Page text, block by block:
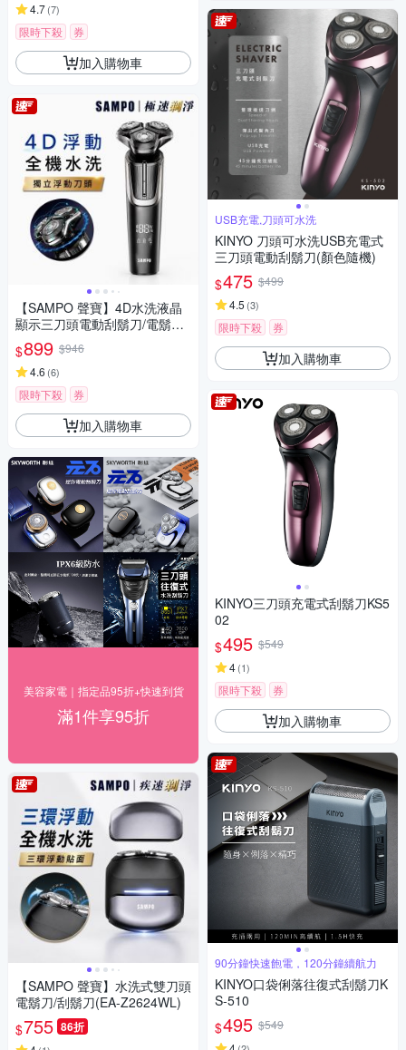
4.7(7)
限時下殺 券
加入購物車
【SAMPO 聲寶】4D水洗液晶
顯示三刀頭電動刮鬍刀/電鬍刀
(EA-Z2432WL)
$899 $946
4.6 (6)
限時下殺 券
加入購物車
美容家電｜指定品95折+快速到貨
滿1件享95折
【SAMPO 聲寶】水洗式雙刀頭
電鬍刀/刮鬍刀(EA-Z2624WL)
$755 86折
USB充電,刀頭可水洗
KINYO 刀頭可水洗USB充電式
三刀頭電動刮鬍刀(顏色隨機)
$475 $499
4.5 (3)
限時下殺 券
加入購物車
KINYO三刀頭充電式刮鬍刀KS5
02
$495 $549
4(1)
限時下殺 券
加入購物車
90分鐘快速飽電，120分鐘續航力
KINYO口袋俐落往復式刮鬍刀K
S-510
$495 $549